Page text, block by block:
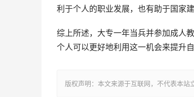
利于个人的职业发展，也有助于国家
综上所述，大专一年当兵并参加成人
个人可以更好地利用这一机会来提升
版权声明：本文来源于互联网，不代表本站